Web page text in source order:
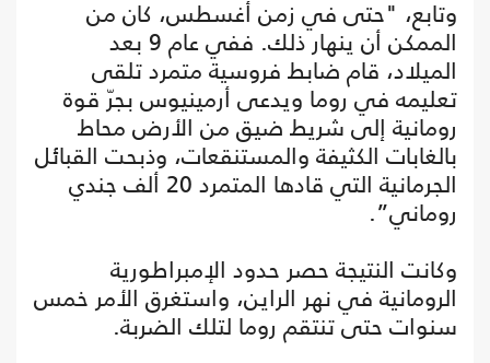
وتابع، "حتى في زمن أغسطس، كان من
الممكن أن ينهار ذلك. ففي عام 9 بعد
الميلاد، قام ضابط فروسية متمرد تلقى
تعليمه في روما ويدعى أرمينيوس بجرّ قوة
رومانية إلى شريط ضيق من الأرض محاط
بالغابات الكثيفة والمستنقعات، وذبحت القبائل
الجرمانية التي قادها المتمرد 20 ألف جندي
روماني”.
وكانت النتيجة حصر حدود الإمبراطورية
الرومانية في نهر الراين، واستغرق الأمر خمس
سنوات حتى تنتقم روما لتلك الضربة.